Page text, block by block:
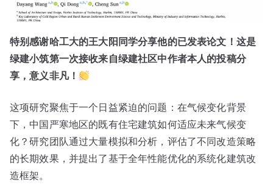
特别感谢哈工大的王大阳同学分享他的已发表论文！这是
绿建小筑第一次接收来自绿建社区中作者本人的投稿分
享，意义非凡！
这项研究聚焦于一个日益紧迫的问题：在气候变化背景
下，中国严寒地区的既有住宅建筑如何适应未来气候变
化？研究团队通过大量模拟和分析，评估了不同改造策略
的长期效果，并提出了基于全年性能优化的系统化建筑改
造框架。